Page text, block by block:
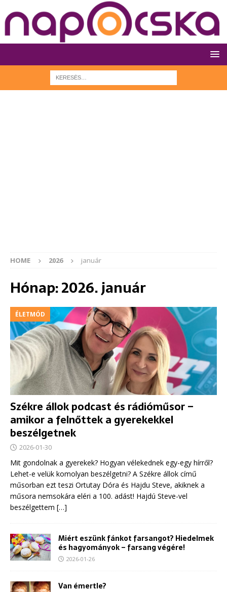
HOME 2026 január
Hónap:2026. január
ÉLETMÓD
Székre állok podcast és rádióműsor –
amikor a felnőttek a gyerekekkel
beszélgetnek
2026-01-30
Mit gondolnak a gyerekek? Hogyan vélekednek egy-egy hírről?
Lehet-e velük komolyan beszélgetni? A Székre állok című
műsorban ezt teszi Ortutay Dóra és Hajdu Steve, akiknek a
műsora nemsokára eléri a 100. adást! Hajdú Steve-vel
beszélgettem […]
Miért eszünk fánkot farsangot? Hiedelmek
és hagyományok – farsang végére!
2026-01-26
Van émertle?